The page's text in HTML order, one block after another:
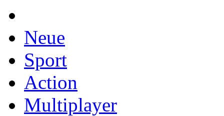
Neue
Sport
Action
Multiplayer